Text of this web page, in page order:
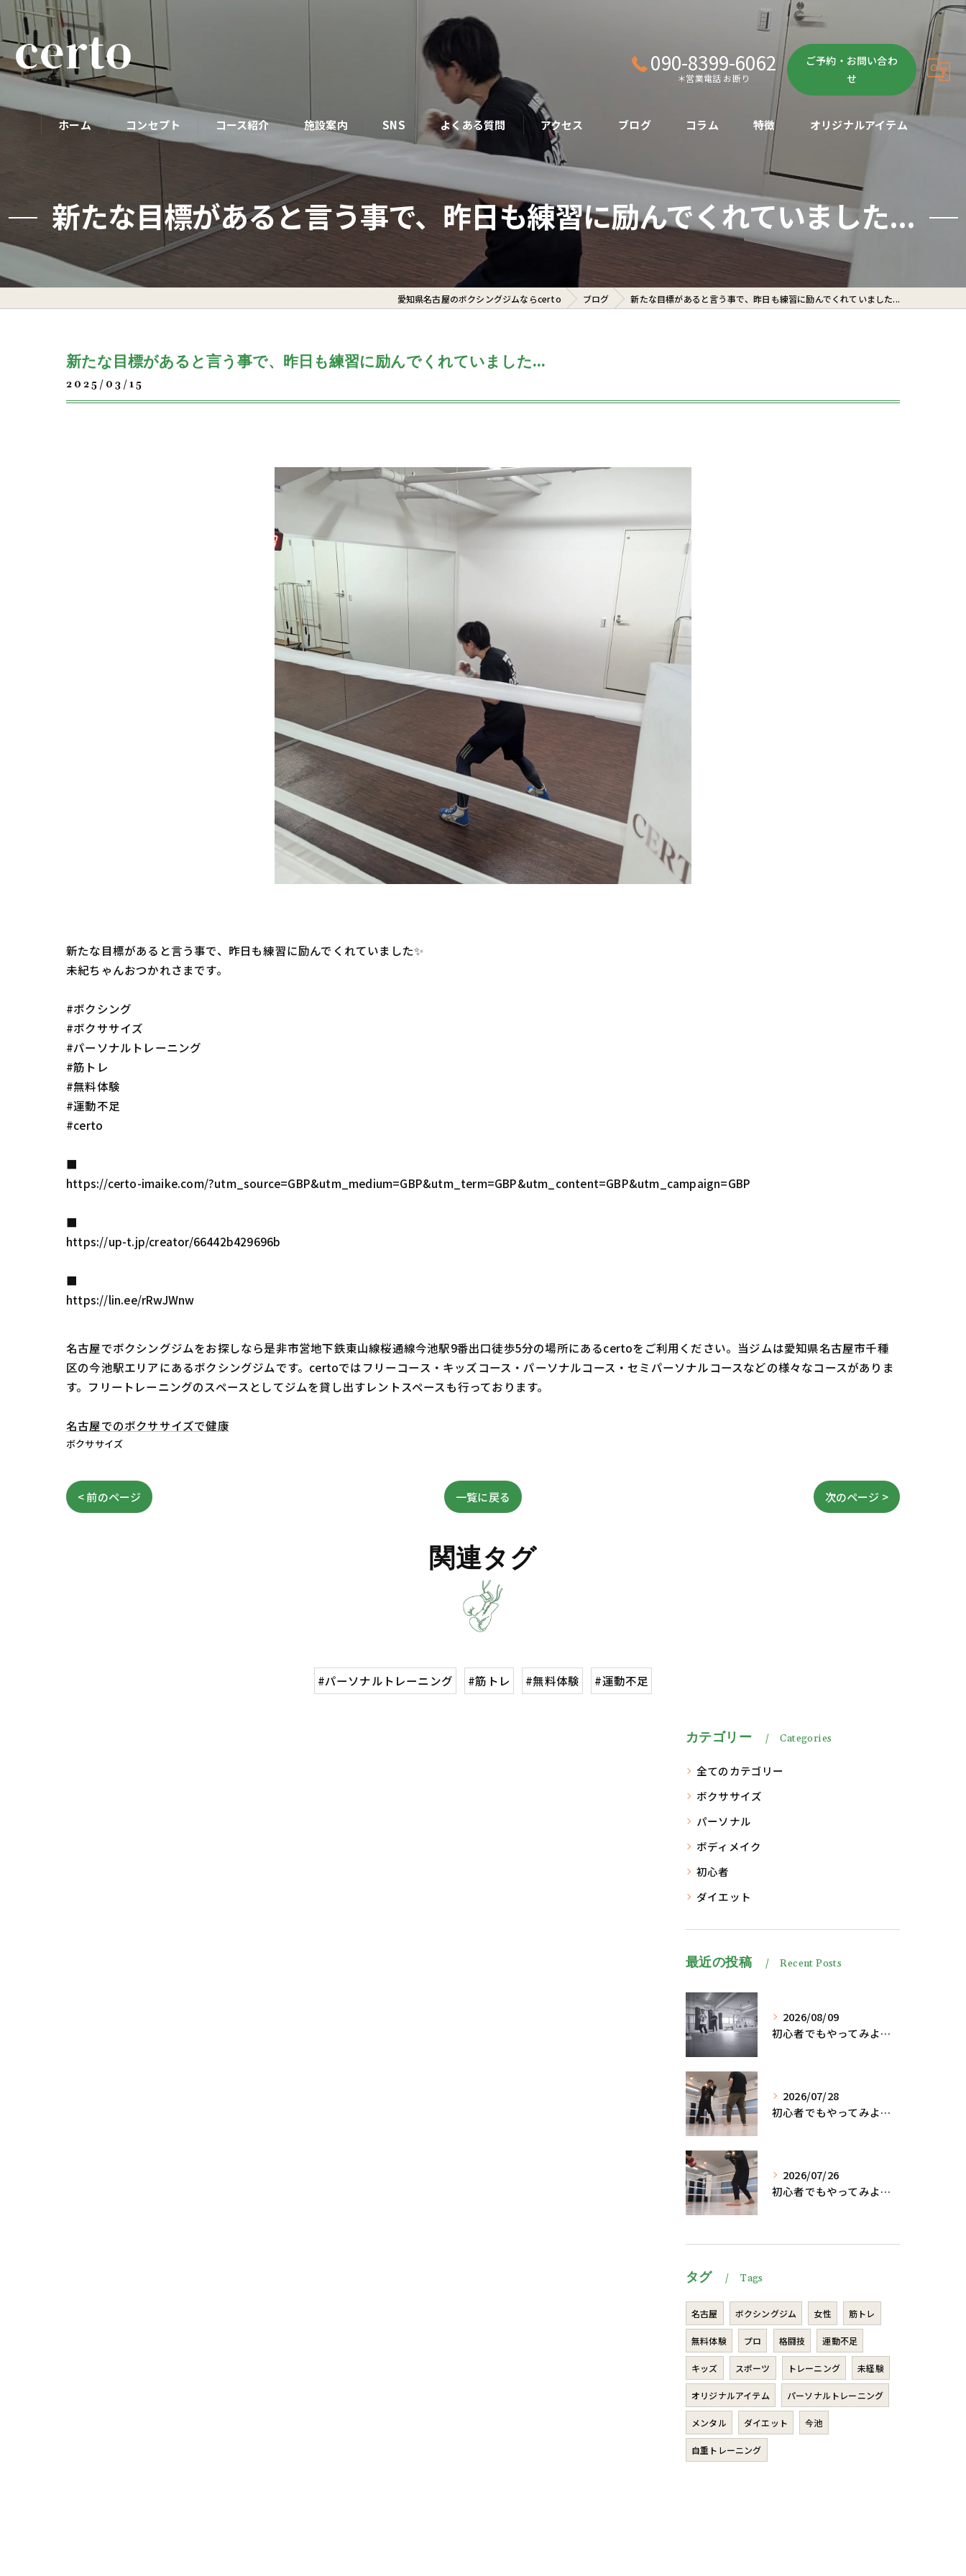
090-8399-6062
＊営業電話 お断り
ご予約・お問い合わ
せ
ホーム コンセプト コース紹介
初めての方へ
施設案内 SNS よくある質問 アクセス ブログ コラム 特徴
ボクササイズ
パーソナル
ボディメイク
ダイエット
オリジナルアイテム
新たな目標があると言う事で、昨日も練習に励んでくれていました...
愛知県名古屋のボクシングジムならcerto ブログ 新たな目標があると言う事で、昨日も練習に励んでくれていました...
新たな目標があると言う事で、昨日も練習に励んでくれていました...
2025/03/15
新たな目標があると言う事で、昨日も練習に励んでくれていました✨️
未紀ちゃんおつかれさまです。
#ボクシング
#ボクササイズ
#パーソナルトレーニング
#筋トレ
#無料体験
#運動不足
#certo
■
https://certo-imaike.com/?utm_source=GBP&utm_medium=GBP&utm_term=GBP&utm_content=GBP&utm_campaign=GBP
■
https://up-t.jp/creator/66442b429696b
■
https://lin.ee/rRwJWnw
名古屋でボクシングジムをお探しなら是非市営地下鉄東山線桜通線今池駅9番出口徒歩5分の場所にあるcertoをご利用ください。当ジムは愛知県名古屋市千種
区の今池駅エリアにあるボクシングジムです。certoではフリーコース・キッズコース・パーソナルコース・セミパーソナルコースなどの様々なコースがありま
す。フリートレーニングのスペースとしてジムを貸し出すレントスペースも行っております。
名古屋でのボクササイズで健康
ボクササイズ
< 前のページ 一覧に戻る 次のページ >
関連タグ
#パーソナルトレーニング #筋トレ #無料体験 #運動不足
カテゴリー Categories
全てのカテゴリー
ボクササイズ
パーソナル
ボディメイク
初心者
ダイエット
最近の投稿 Recent Posts
2026/08/09
初心者でもやってみよう、格闘技でダイエット脂肪燃焼🔥
2026/07/28
初心者でもやってみよう、格闘技でダイエット脂肪燃焼🔥
2026/07/26
初心者でもやってみよう、格闘技でダイエット、脂肪燃焼🔥
タグ Tags
名古屋 ボクシングジム 女性 筋トレ
無料体験 プロ 格闘技 運動不足
キッズ スポーツ トレーニング 未経験
オリジナルアイテム パーソナルトレーニング
メンタル ダイエット 今池
自重トレーニング